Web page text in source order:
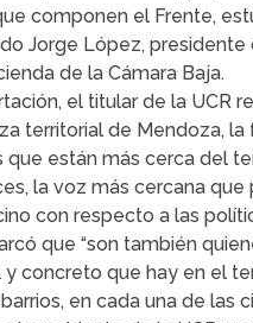
componen el Frente,
Jorge López, presidente
de la Cámara Baja.
el titular de la UCR
territorial de Mendoza, la
que están más cerca del
la voz más cercana que
con respecto a las
que “son también
concreto que hay en el
en cada una de las